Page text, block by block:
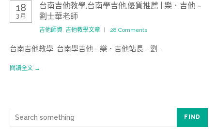
18
3 月
台南吉他教學,台南學吉他,優質推薦 | 樂．吉他 –
劉士華老師
吉他師資 吉他教學文章 28 Comments
台南吉他教學, 台南學吉他 - 樂．吉他站長 - 劉...
閱讀全文 →
FIND